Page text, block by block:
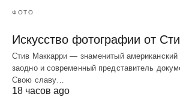
ФОТО
Искусство фотографии от
Стив Маккарри — знаменитый
заодно и современный представитель
Свою славу…
18 часов ago